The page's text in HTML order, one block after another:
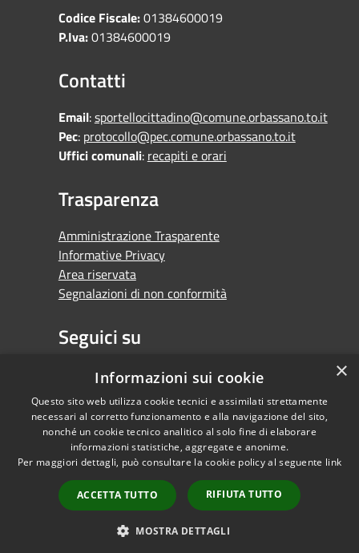
Codice Fiscale:01384600019
P.Iva:01384600019
Contatti
Email:sportellocittadino@comune.orbassano.to.it
Pec: protocollo@pec.comune.orbassano.to.it
Uffici comunali: recapiti e orari
Trasparenza
Amministrazione Trasparente
Informative Privacy
Area riservata
Segnalazioni di non conformità
Seguici su
FacebookYoutubeWhatsapp
RSS
Accessibilità
Privacy
Cookie
Mappa del sito
Copyright © 2026 •
Comune di Orbassano •
Powered by
Municipium•
Accesso redazione
×
Informazioni sui cookie
Questo sito web utilizza cookie tecnici e assimilati strettamente
necessari al corretto funzionamento e alla navigazione del sito,
nonché un cookie tecnico analitico al solo fine di elaborare
informazioni statistiche, aggregate e anonime.
Per maggiori dettagli, può consultare la cookie policy al seguente link
ACCETTA TUTTO RIFIUTA TUTTO
MOSTRA DETTAGLI